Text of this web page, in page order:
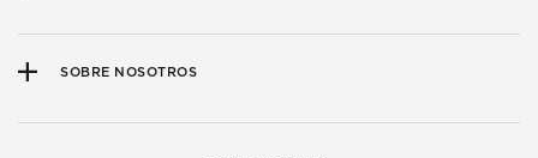
SOBRE NOSOTROS